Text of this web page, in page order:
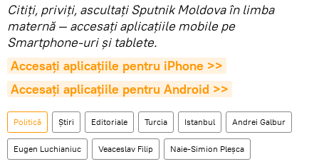
Citiţi, priviţi, ascultaţi Sputnik Moldova în limba
maternă — accesaţi aplicaţiile mobile pe
Smartphone-uri şi tablete.
Accesaţi aplicaţiile pentru iPhone >>
Accesaţi aplicaţiile pentru Android >>
Politică Știri Editoriale Turcia Istanbul Andrei Galbur
Eugen Luchianiuc Veaceslav Filip Naie-Simion Pleșca